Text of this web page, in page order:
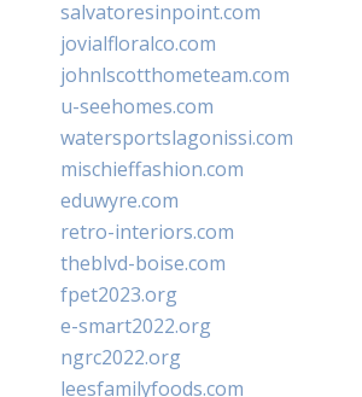
salvatoresinpoint.com
jovialfloralco.com
johnlscotthometeam.com
u-seehomes.com
watersportslagonissi.com
mischieffashion.com
eduwyre.com
retro-interiors.com
theblvd-boise.com
fpet2023.org
e-smart2022.org
ngrc2022.org
leesfamilyfoods.com